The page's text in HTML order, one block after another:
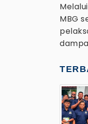
MBG